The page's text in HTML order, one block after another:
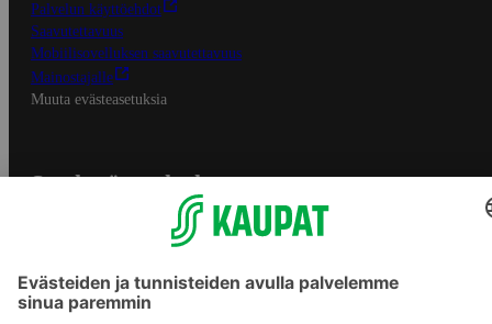
Palvelun käyttöehdot
Saavutettavuus
Mobiilisovelluksen saavutettavuus
Mainostajalle
Muuta evästeasetuksia
S-ryhmän palvelut
Yhteishyvä Ruoka -sovellus